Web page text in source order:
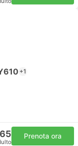
+1
Prenota ora